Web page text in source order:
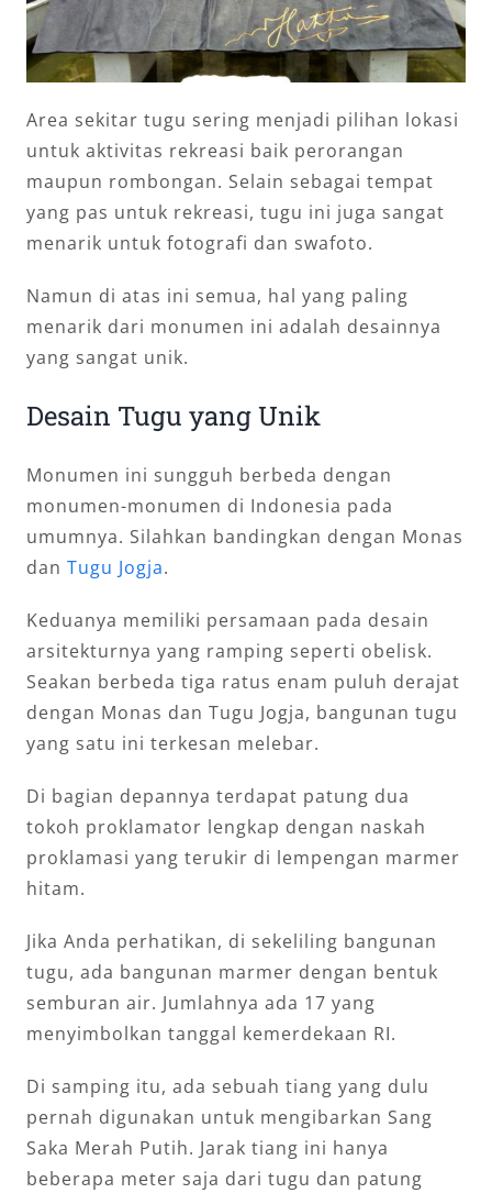
Area sekitar tugu sering menjadi pilihan lokasi
untuk aktivitas rekreasi baik perorangan
maupun rombongan. Selain sebagai tempat
yang pas untuk rekreasi, tugu ini juga sangat
menarik untuk fotografi dan swafoto.
Namun di atas ini semua, hal yang paling
menarik dari monumen ini adalah desainnya
yang sangat unik.
Desain Tugu yang Unik
Monumen ini sungguh berbeda dengan
monumen-monumen di Indonesia pada
umumnya. Silahkan bandingkan dengan Monas
dan Tugu Jogja.
Keduanya memiliki persamaan pada desain
arsitekturnya yang ramping seperti obelisk.
Seakan berbeda tiga ratus enam puluh derajat
dengan Monas dan Tugu Jogja, bangunan tugu
yang satu ini terkesan melebar.
Di bagian depannya terdapat patung dua
tokoh proklamator lengkap dengan naskah
proklamasi yang terukir di lempengan marmer
hitam.
Jika Anda perhatikan, di sekeliling bangunan
tugu, ada bangunan marmer dengan bentuk
semburan air. Jumlahnya ada 17 yang
menyimbolkan tanggal kemerdekaan RI.
Di samping itu, ada sebuah tiang yang dulu
pernah digunakan untuk mengibarkan Sang
Saka Merah Putih. Jarak tiang ini hanya
beberapa meter saja dari tugu dan patung